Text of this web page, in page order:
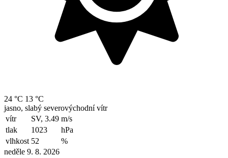
24 °C 13 °C
jasno, slabý severovýchodní vítr
vítr
SV, 3.49 m/s
tlak
1023
hPa
vlhkost 52
%
neděle 9. 8. 2026